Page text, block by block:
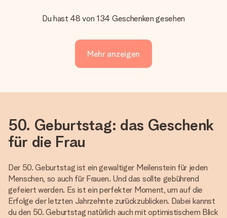
Du hast 48 von 134 Geschenken gesehen
Mehr anzeigen
50. Geburtstag: das Geschenk
für die Frau
Der 50. Geburtstag ist ein gewaltiger Meilenstein für jeden
Menschen, so auch für Frauen. Und das sollte gebührend
gefeiert werden. Es ist ein perfekter Moment, um auf die
Erfolge der letzten Jahrzehnte zurückzublicken. Dabei kannst
du den 50. Geburtstag natürlich auch mit optimistischem Blick